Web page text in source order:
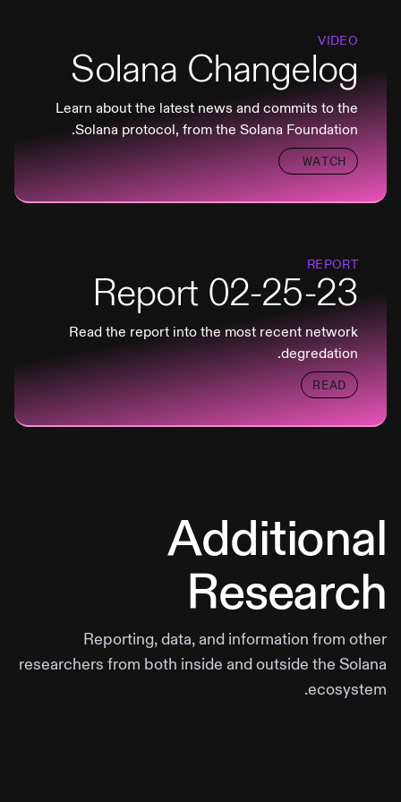
VIDEO
Solana Changelog
Learn about the latest news and commits to the
Solana protocol, from the Solana Foundation.
WATCH
REPORT
02-25-23 Report
Read the report into the most recent network
degredation.
READ
Additional
Research
Reporting, data, and information from other
researchers from both inside and outside the Solana
ecosystem.